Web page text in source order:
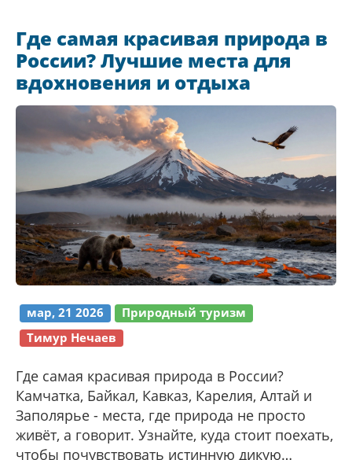
Где самая красивая природа в
России? Лучшие места для
вдохновения и отдыха
мар, 21 2026
Природный туризм
Тимур Нечаев
Где самая красивая природа в России?
Камчатка, Байкал, Кавказ, Карелия, Алтай и
Заполярье - места, где природа не просто
живёт, а говорит. Узнайте, куда стоит поехать,
чтобы почувствовать истинную дикую